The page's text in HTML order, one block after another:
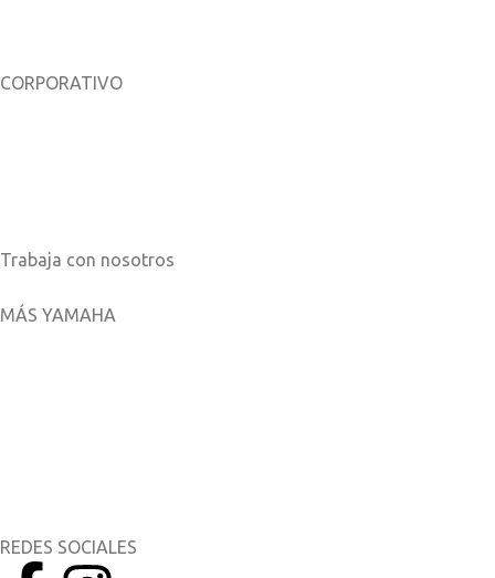
CORPORATIVO
Trabaja con nosotros
MÁS YAMAHA
REDES SOCIALES